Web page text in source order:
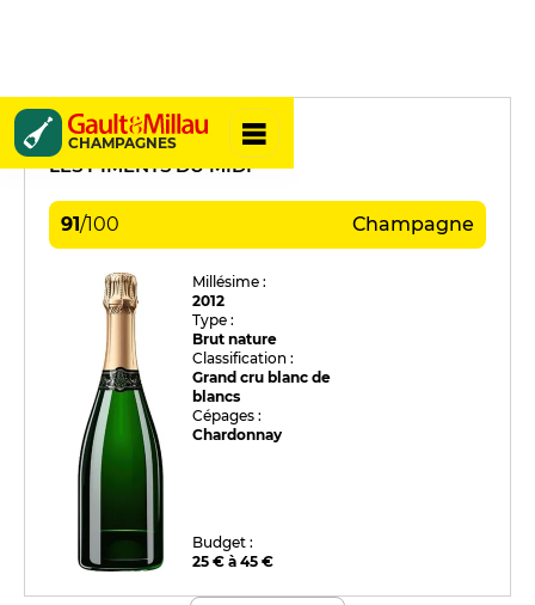
CHAMPAGNES
Eric Isselée
LES PIMENTS DU MIDI
91/100 Champagne
Millésime :
2012
Type :
Brut nature
Classification :
Grand cru blanc de
blancs
Cépages :
Chardonnay
Budget :
25 € à 45 €